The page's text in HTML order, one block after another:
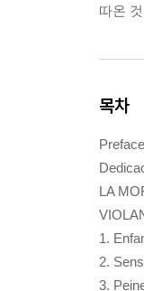
따온
목차
Preface
LA
1.
2.
3.